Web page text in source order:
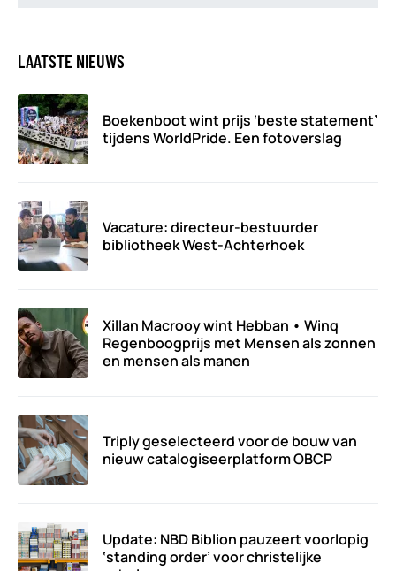
LAATSTE NIEUWS
Boekenboot wint prijs ‘beste statement’
tijdens WorldPride. Een fotoverslag
Vacature: directeur-bestuurder
bibliotheek West-Achterhoek
Xillan Macrooy wint Hebban • Winq
Regenboogprijs met Mensen als zonnen
en mensen als manen
Triply geselecteerd voor de bouw van
nieuw catalogiseerplatform OBCP
Update: NBD Biblion pauzeert voorlopig
‘standing order’ voor christelijke